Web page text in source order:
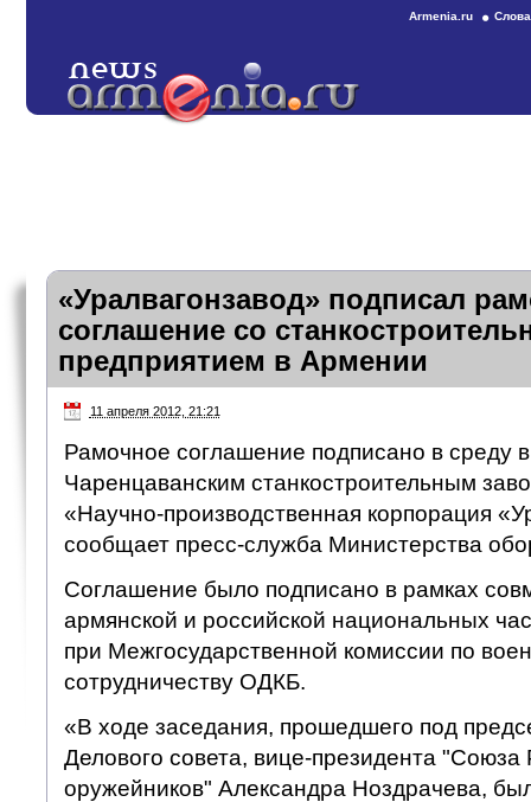
Armenia.ru
«Уралвагонзавод» подписал
соглашение со
предприятием в Армении
11 апреля 2012, 21:21
Рамочное соглашение подписано в среду
Чаренцаванским станкостроительным
«Научно-производственная корпорация
сообщает пресс-служба Министерства
Соглашение было подписано в рамках
армянской и российской национальных
при Межгосударственной комиссии по
сотрудничеству ОДКБ.
«В ходе заседания, прошедшего под
Делового совета, вице-президента "Союза
оружейников" Александра Ноздрачева,